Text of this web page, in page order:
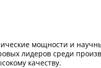
мощности и
лидеров среди
качеству.